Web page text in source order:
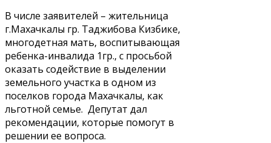
В числе заявителей – жительница
г.Махачкалы гр. Таджибова Кизбике,
многодетная мать, воспитывающая
ребенка-инвалида 1гр., с просьбой
оказать содействие в выделении
земельного участка в одном из
поселков города Махачкалы, как
льготной семье. Депутат дал
рекомендации, которые помогут в
решении ее вопроса.